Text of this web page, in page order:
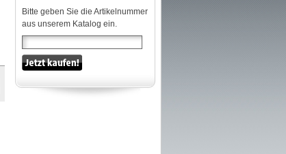
Bitte geben Sie die Artikelnummer
aus unserem Katalog ein.